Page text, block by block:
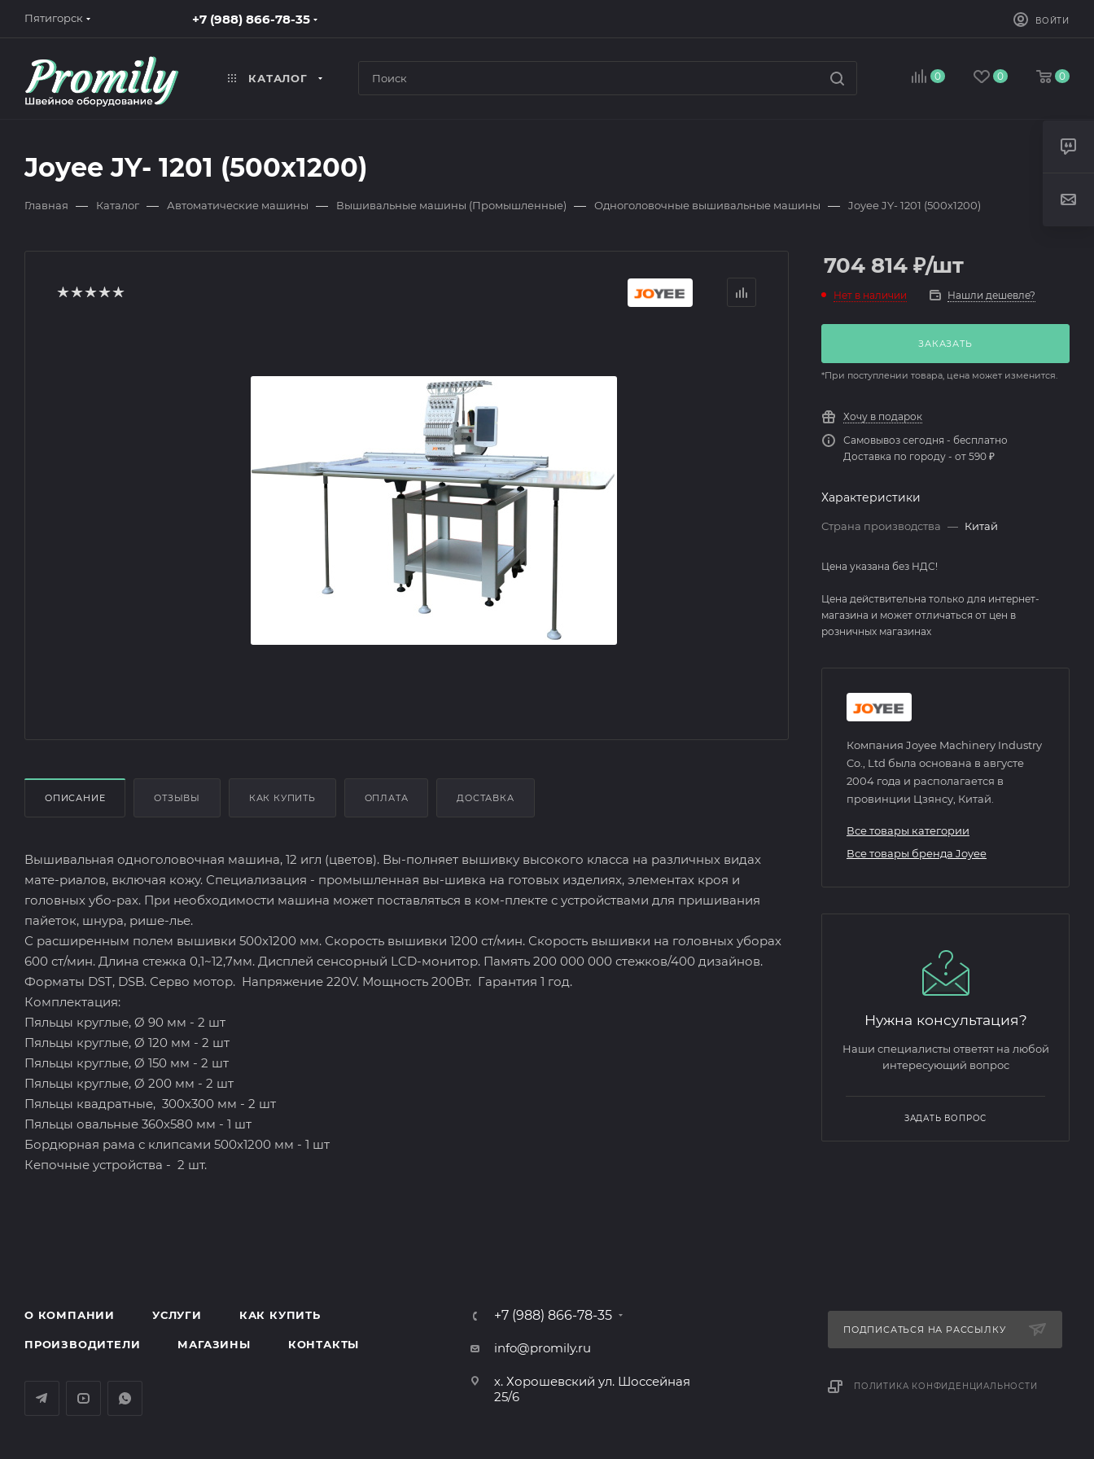
Пятигорск +7 (988) 866-78-35 ВОЙТИ
КАТАЛОГ 0 0 0
Joyee JY- 1201 (500х1200)
Главная — Каталог — Автоматические машины — Вышивальные машины (Промышленные) — Одноголовочные вышивальные машины — Joyee JY- 1201 (500х1200)
ОПИСАНИЕ ОТЗЫВЫ КАК КУПИТЬ ОПЛАТА ДОСТАВКА
Вышивальная одноголовочная машина, 12 игл (цветов). Вы-полняет вышивку высокого класса на различных видах
мате-риалов, включая кожу. Специализация - промышленная вы-шивка на готовых изделиях, элементах кроя и
головных убо-рах. При необходимости машина может поставляться в ком-плекте с устройствами для пришивания
пайеток, шнура, рише-лье.
С расширенным полем вышивки 500х1200 мм. Скорость вышивки 1200 ст/мин. Скорость вышивки на головных уборах
600 ст/мин. Длина стежка 0,1~12,7мм. Дисплей сенсорный LCD-монитор. Память 200 000 000 стежков/400 дизайнов.
Форматы DST, DSB. Серво мотор. Напряжение 220V. Мощность 200Вт. Гарантия 1 год.
Комплектация:
Пяльцы круглые, Ø 90 мм - 2 шт
Пяльцы круглые, Ø 120 мм - 2 шт
Пяльцы круглые, Ø 150 мм - 2 шт
Пяльцы круглые, Ø 200 мм - 2 шт
Пяльцы квадратные, 300х300 мм - 2 шт
Пяльцы овальные 360х580 мм - 1 шт
Бордюрная рама с клипсами 500х1200 мм - 1 шт
Кепочные устройства - 2 шт.
704 814 ₽/шт
Нет в наличии Нашли дешевле?
ЗАКАЗАТЬ
*При поступлении товара, цена может изменится.
Хочу в подарок
Самовывоз сегодня - бесплатно
Доставка по городу - от 590 ₽
Характеристики
Страна производства — Китай
Цена указана без НДС!
Цена действительна только для интернет-
магазина и может отличаться от цен в
розничных магазинах
Компания Joyee Machinery Industry
Co., Ltd была основана в августе
2004 года и располагается в
провинции Цзянсу, Китай.
Все товары категории
Все товары бренда Joyee
Нужна консультация?
Наши специалисты ответят на любой
интересующий вопрос
ЗАДАТЬ ВОПРОС
О КОМПАНИИ УСЛУГИ КАК КУПИТЬ
ПРОИЗВОДИТЕЛИ МАГАЗИНЫ КОНТАКТЫ
+7 (988) 866-78-35
info@promily.ru
х. Хорошевский ул. Шоссейная
25/6
ПОДПИСАТЬСЯ НА РАССЫЛКУ
ПОЛИТИКА КОНФИДЕНЦИАЛЬНОСТИ